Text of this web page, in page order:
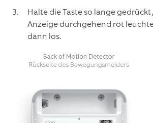
Halte die Taste so lange
Anzeige durchgehend rot
dann los.